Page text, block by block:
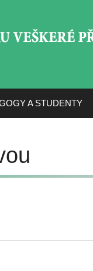
A STUDENTY